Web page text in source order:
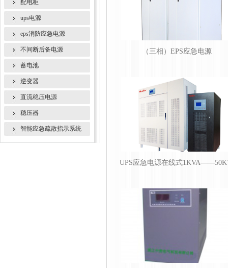
配电柜
ups电源
eps消防应急电源
不间断后备电源
蓄电池
逆变器
直流稳压电源
稳压器
智能应急疏散指示系统
（三相）EPS应急电源
UPS应急电源在线式